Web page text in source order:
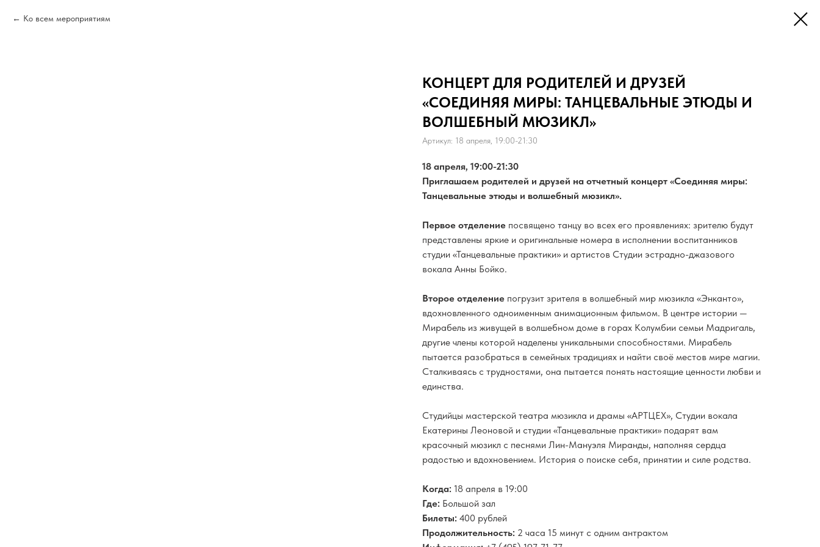
Ко всем мероприятиям
КОНЦЕРТ ДЛЯ РОДИТЕЛЕЙ И ДРУЗЕЙ
«СОЕДИНЯЯ МИРЫ: ТАНЦЕВАЛЬНЫЕ ЭТЮДЫ И
ВОЛШЕБНЫЙ МЮЗИКЛ»
Артикул: 18 апреля, 19:00-21:30
18 апреля, 19:00-21:30
Приглашаем родителей и друзей на отчетный концерт «Соединяя миры:
Танцевальные этюды и волшебный мюзикл».
Первое отделение посвящено танцу во всех его проявлениях: зрителю будут
представлены яркие и оригинальные номера в исполнении воспитанников
студии «Танцевальные практики» и артистов Студии эстрадно-джазового
вокала Анны Бойко.
Второе отделение погрузит зрителя в волшебный мир мюзикла «Энканто»,
вдохновленного одноименным анимационным фильмом. В центре истории —
Мирабель из живущей в волшебном доме в горах Колумбии семьи Мадригаль,
другие члены которой наделены уникальными способностями. Мирабель
пытается разобраться в семейных традициях и найти своё местов мире магии.
Сталкиваясь с трудностями, она пытается понять настоящие ценности любви и
единства.
Студийцы мастерской театра мюзикла и драмы «АРТЦЕХ», Студии вокала
Екатерины Леоновой и студии «Танцевальные практики» подарят вам
красочный мюзикл с песнями Лин-Мануэля Миранды, наполняя сердца
радостью и вдохновением. История о поиске себя, принятии и силе родства.
Когда: 18 апреля в 19:00
Где: Большой зал
Билеты: 400 рублей
Продолжительность: 2 часа 15 минут с одним антрактом